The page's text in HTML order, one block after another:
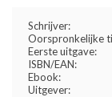
Schrijver:
Oorspronkelijke
Eerste uitgave:
ISBN/EAN:
Ebook:
Uitgever: